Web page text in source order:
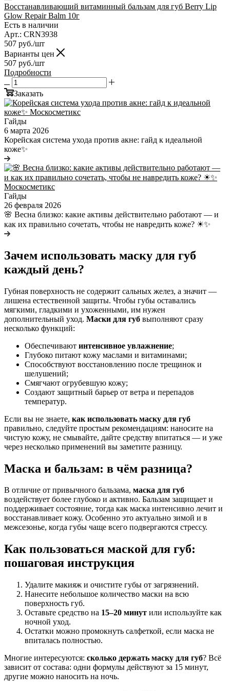
Восстанавливающий витаминный бальзам для губ Berry Lip
Glow Repair Balm 10г
Есть в наличии
Арт.: CRN3938
507 руб./шт
Варианты цен
507 руб./шт
Подробности
Заказать
Гайды
6 марта 2026
Корейская система ухода против акне: гайд к идеальной
коже✨
Гайды
26 февраля 2026
🌸 Весна близко: какие активы действительно работают — и
как их правильно сочетать, чтобы не навредить коже? ☀✨
Зачем использовать маску для губ
каждый день?
Губная поверхность не содержит сальных желез, а значит —
лишена естественной защиты. Чтобы губы оставались
мягкими, гладкими и ухоженными, им нужен
дополнительный уход. Маски для губ выполняют сразу
несколько функций:
Обеспечивают интенсивное увлажнение;
Глубоко питают кожу маслами и витаминами;
Способствуют восстановлению после трещинок и
шелушений;
Смягчают огрубевшую кожу;
Создают защитный барьер от ветра и перепадов
температур.
Если вы не знаете, как использовать маску для губ
правильно, следуйте простым рекомендациям: наносите на
чистую кожу, не смывайте, дайте средству впитаться — и уже
через несколько применений вы заметите разницу.
Маска и бальзам: в чём разница?
В отличие от привычного бальзама, маска для губ
воздействует более глубоко и активно. Бальзам защищает и
поддерживает состояние, тогда как маска интенсивно лечит и
восстанавливает кожу. Особенно это актуально зимой и в
межсезонье, когда губы чаще всего подвергаются стрессу.
Как пользоваться маской для губ:
пошаговая инструкция
Удалите макияж и очистите губы от загрязнений.
Нанесите небольшое количество маски на всю
поверхность губ.
Оставьте средство на 15–20 минут или используйте как
ночной уход.
Остатки можно промокнуть салфеткой, если маска не
впиталась полностью.
Многие интересуются: сколько держать маску для губ? Всё
зависит от состава: одни формулы действуют за 15 минут,
другие можно наносить на ночь.